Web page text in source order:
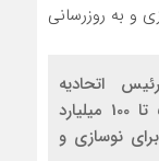
اتحاديه
چاپخانه‌داران تهران از امکان دريافت 50 تا 100 ميليارد
توماني چاپخانه‌داران براساس تبصره 18 براي نوسازي و